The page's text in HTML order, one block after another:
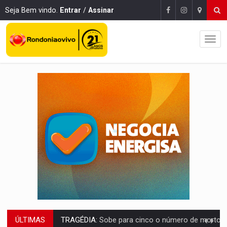
Seja Bem vindo. Entrar / Assinar
ÚLTIMAS TRANSPORTE DE ARROZ:MPF assegura cumprimento da legislação sobre transporte